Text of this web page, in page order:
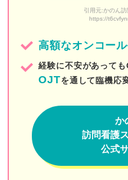
中央リハ訪問看護ステー
佐々訪問看護ステーショ
Stars訪問看護ステーショ
訪問看護ステーションは
さわやか訪問看護ステー
引用元:かのん
https://
高額なオンコー
経験に不安があっても
OJTを通して臨機応
か
訪問看護
公式